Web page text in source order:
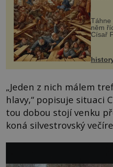
Táhne
něm
Císař
posílá
VI. do
„Jeden z nich málem
hlavy,“ popisuje situaci
tou dobou stojí venku
koná silvestrovský